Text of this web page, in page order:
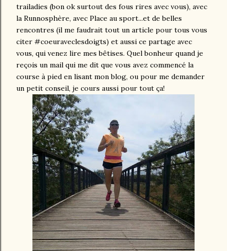
trailadies (bon ok surtout des fous rires avec vous), avec
la Runnosphère, avec Place au sport...et de belles
rencontres (il me faudrait tout un article pour tous vous
citer #coeuraveclesdoigts) et aussi ce partage avec
vous, qui venez lire mes bêtises. Quel bonheur quand je
reçois un mail qui me dit que vous avez commencé la
course à pied en lisant mon blog, ou pour me demander
un petit conseil, je cours aussi pour tout ça!